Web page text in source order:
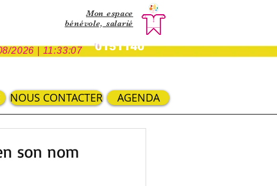
Mon espace
bénévole, salarié
0151140
2026 | 11:33:07
AGENDA
NOUS CONTACTER
son nom